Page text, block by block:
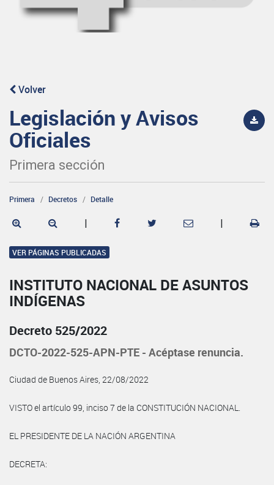
Volver
Legislación y Avisos
Oficiales
Primera sección
Primera Decretos Detalle
| |
VER PÁGINAS PUBLICADAS
INSTITUTO NACIONAL DE ASUNTOS
INDÍGENAS
Decreto 525/2022
DCTO-2022-525-APN-PTE - Acéptase renuncia.
Ciudad de Buenos Aires, 22/08/2022
VISTO el artículo 99, inciso 7 de la CONSTITUCIÓN NACIONAL.
EL PRESIDENTE DE LA NACIÓN ARGENTINA
DECRETA: